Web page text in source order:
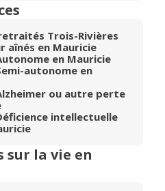
Trois-Rivières
aînés en Mauricie
en Mauricie
autonome en
ou autre perte
intellectuelle
sur la vie en